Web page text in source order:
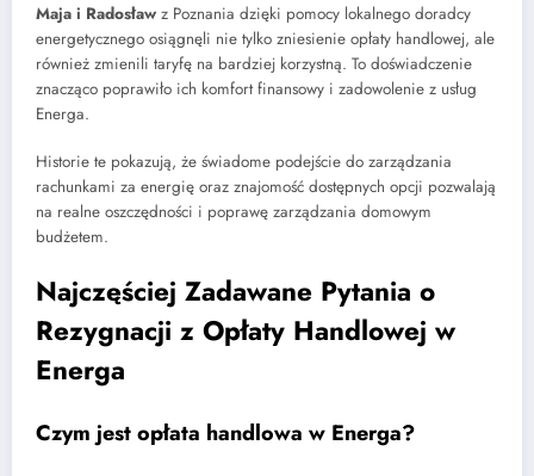
Maja i Radosław z Poznania dzięki pomocy lokalnego doradcy
energetycznego osiągnęli nie tylko zniesienie opłaty handlowej, ale
również zmienili taryfę na bardziej korzystną. To doświadczenie
znacząco poprawiło ich komfort finansowy i zadowolenie z usług
Energa.
Historie te pokazują, że świadome podejście do zarządzania
rachunkami za energię oraz znajomość dostępnych opcji pozwalają
na realne oszczędności i poprawę zarządzania domowym
budżetem.
Najczęściej Zadawane Pytania o
Rezygnacji z Opłaty Handlowej w
Energa
Czym jest opłata handlowa w Energa?